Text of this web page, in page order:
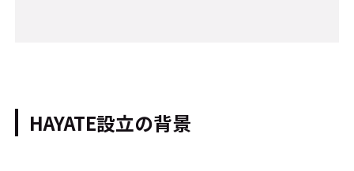
HAYATE設立の背景